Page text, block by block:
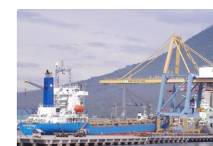
LIKUPANG
Informasi
INDEKS
BERITA